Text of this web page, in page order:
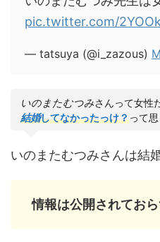
pic.twitter.com/
— tatsuya (@i_zazous)
いのまたむつみさんって女性
結婚してなかったっけ？って
いのまたむつみさんは結
情報は公開されておら